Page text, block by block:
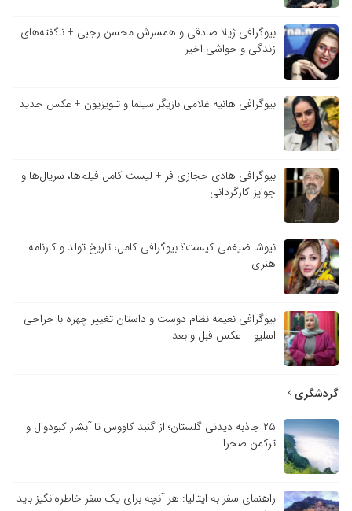
بیوگرافی ژیلا صادقی و همسرش محسن رجبی + ناگفته‌های
زندگی و حواشی اخیر
بیوگرافی هانیه غلامی بازیگر سینما و تلویزیون + عکس جدید
بیوگرافی هادی حجازی فر + لیست کامل فیلم‌ها، سریال‌ها و
جوایز کارگردانی
نیوشا ضیغمی کیست؟ بیوگرافی کامل، تاریخ تولد و کارنامه
هنری
بیوگرافی نعیمه نظام دوست و داستان تغییر چهره با جراحی
اسلیو + عکس قبل و بعد
گردشگری
۲۵ جاذبه دیدنی گلستان؛ از گنبد کاووس تا آبشار کبودوال و
ترکمن صحرا
راهنمای سفر به ایتالیا: هر آنچه برای یک سفر خاطره‌انگیز باید